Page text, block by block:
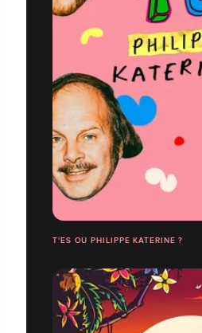
T'ES OÙ PHILIPPE KATERINE ?